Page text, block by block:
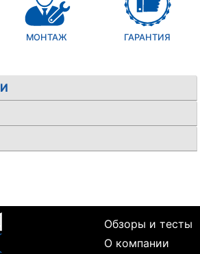
МОНТАЖ ГАРАНТИЯ
Обзоры и тесты
О компании